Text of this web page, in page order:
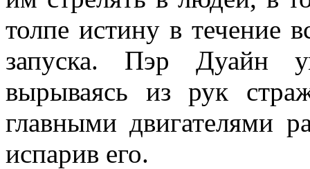
толпе истину в течение
запуска. Пэр Дуайн
вырываясь из рук
главными двигателями
испарив его.